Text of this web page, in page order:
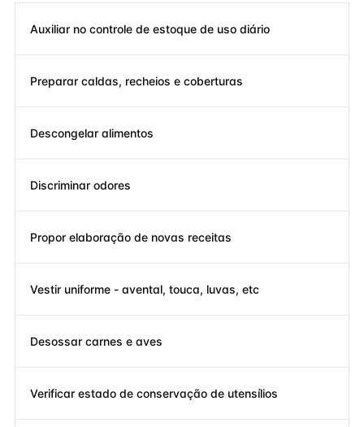
Auxiliar no controle de estoque de uso diário
Preparar caldas, recheios e coberturas
Descongelar alimentos
Discriminar odores
Propor elaboração de novas receitas
Vestir uniforme - avental, touca, luvas, etc
Desossar carnes e aves
Verificar estado de conservação de utensílios